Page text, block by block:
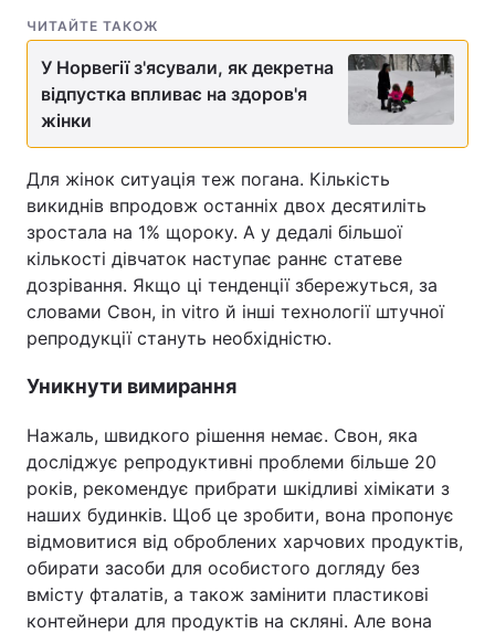
ЧИТАЙТЕ ТАКОЖ
У Норвегії з'ясували, як декретна
відпустка впливає на здоров'я
жінки
Для жінок ситуація теж погана. Кількість
викиднів впродовж останніх двох десятиліть
зростала на 1% щороку. А у дедалі більшої
кількості дівчаток наступає раннє статеве
дозрівання. Якщо ці тенденції збережуться, за
словами Свон, in vitro й інші технології штучної
репродукції стануть необхідністю.
Уникнути вимирання
Нажаль, швидкого рішення немає. Свон, яка
досліджує репродуктивні проблеми більше 20
років, рекомендує прибрати шкідливі хімікати з
наших будинків. Щоб це зробити, вона пропонує
відмовитися від оброблених харчових продуктів,
обирати засоби для особистого догляду без
вмісту фталатів, а також замінити пластикові
контейнери для продуктів на скляні. Але вона